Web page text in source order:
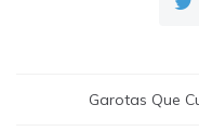
Garotas Que